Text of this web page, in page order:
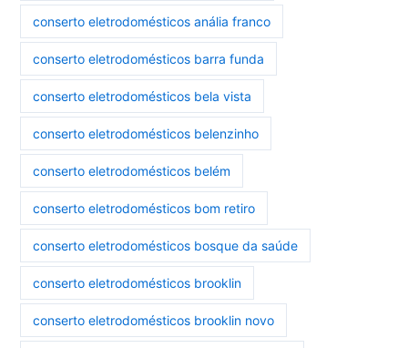
conserto eletrodomésticos anália franco
conserto eletrodomésticos barra funda
conserto eletrodomésticos bela vista
conserto eletrodomésticos belenzinho
conserto eletrodomésticos belém
conserto eletrodomésticos bom retiro
conserto eletrodomésticos bosque da saúde
conserto eletrodomésticos brooklin
conserto eletrodomésticos brooklin novo